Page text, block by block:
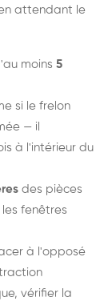
attendant le
moins 5
si le frelon
— il
à l'intérieur du
des pièces
fenêtres
à l'opposé
vérifier la